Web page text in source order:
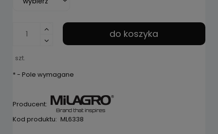
szt.
do koszyka
*- Pole wymagane
Producent:
Kod produktu: ML6338